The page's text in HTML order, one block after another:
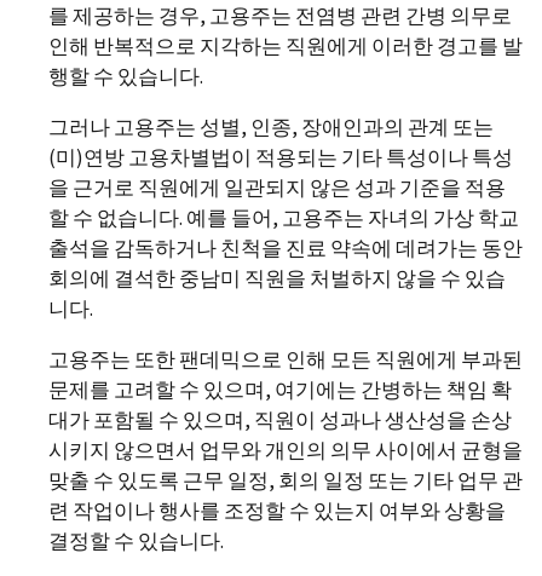
를 제공하는 경우, 고용주는 전염병 관련 간병 의무로
인해 반복적으로 지각하는 직원에게 이러한 경고를 발
행할 수 있습니다.
그러나 고용주는 성별, 인종, 장애인과의 관계 또는
(미)연방 고용차별법이 적용되는 기타 특성이나 특성
을 근거로 직원에게 일관되지 않은 성과 기준을 적용
할 수 없습니다. 예를 들어, 고용주는 자녀의 가상 학교
출석을 감독하거나 친척을 진료 약속에 데려가는 동안
회의에 결석한 중남미 직원을 처벌하지 않을 수 있습
니다.
고용주는 또한 팬데믹으로 인해 모든 직원에게 부과된
문제를 고려할 수 있으며, 여기에는 간병하는 책임 확
대가 포함될 수 있으며, 직원이 성과나 생산성을 손상
시키지 않으면서 업무와 개인의 의무 사이에서 균형을
맞출 수 있도록 근무 일정, 회의 일정 또는 기타 업무 관
련 작업이나 행사를 조정할 수 있는지 여부와 상황을
결정할 수 있습니다.